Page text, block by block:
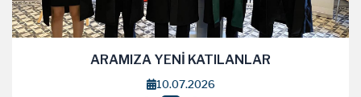
ARAMIZA YENİ KATILANLAR
10.07.2026